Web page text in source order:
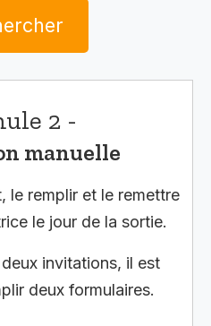
2 -
manuelle
le remplir et le remettre
le jour de la sortie.
invitations, il est
deux formulaires.